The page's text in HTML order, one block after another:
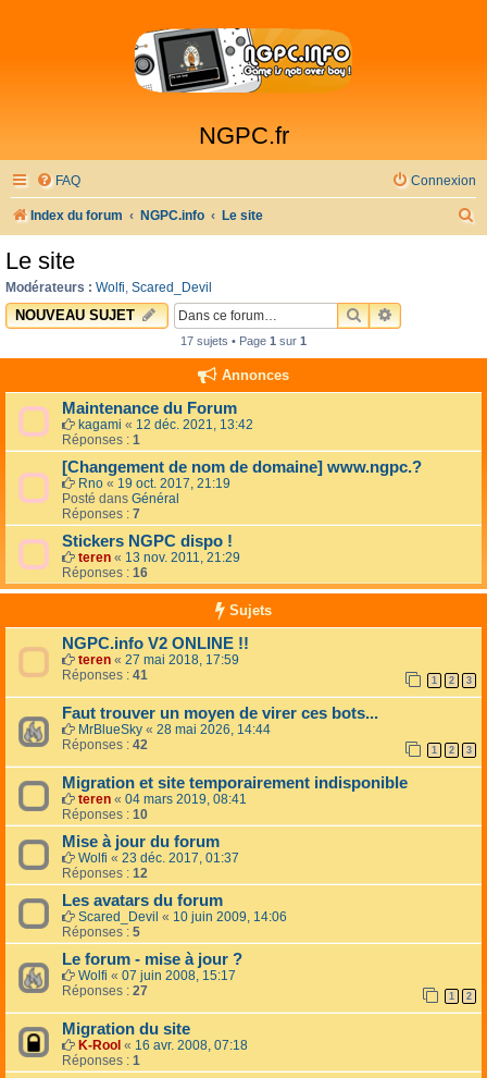
NGPC.fr
FAQ Connexion
Index du forum NGPC.info Le site
r
Le site
Modérateurs : Wolfi, Scared_Devil
NOUVEAU SUJET RECHERCHER
RECHERCHE
17 sujets • Page 1 sur 1
Annonces
Maintenance du Forum
kagami « 12 déc. 2021, 13:42
Réponses : 1
[Changement de nom de domaine] www.ngpc.?
Rno « 19 oct. 2017, 21:19
Posté dans Général
Réponses : 7
Stickers NGPC dispo !
teren « 13 nov. 2011, 21:29
Réponses : 16
Sujets
NGPC.info V2 ONLINE !!
teren « 27 mai 2018, 17:59
Réponses : 41 1 2 3
Faut trouver un moyen de virer ces bots...
MrBlueSky « 28 mai 2026, 14:44
Réponses : 42 1 2 3
Migration et site temporairement indisponible
teren « 04 mars 2019, 08:41
Réponses : 10
Mise à jour du forum
Wolfi « 23 déc. 2017, 01:37
Réponses : 12
Les avatars du forum
Scared_Devil « 10 juin 2009, 14:06
Réponses : 5
Le forum - mise à jour ?
Wolfi « 07 juin 2008, 15:17
Réponses : 27 1 2
Migration du site
K-Rool « 16 avr. 2008, 07:18
Réponses : 1